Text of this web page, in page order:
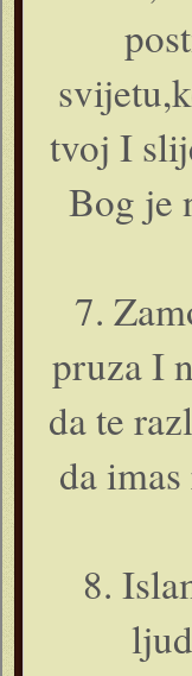
tvoj I
Bog je
7.
pruza I
da te
da
8.